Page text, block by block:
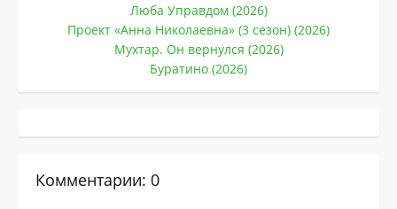
Люба Управдом (2026)
Проект «Анна Николаевна» (3 сезон) (2026)
Мухтар. Он вернулся (2026)
Буратино (2026)
Комментарии: 0